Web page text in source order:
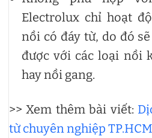
Electrolux chỉ hoạt
nồi có đáy từ, do đó
được với các loại nồi
hay nồi gang.
>> Xem thêm bài viết:
từ chuyên nghiệp TP.HCM